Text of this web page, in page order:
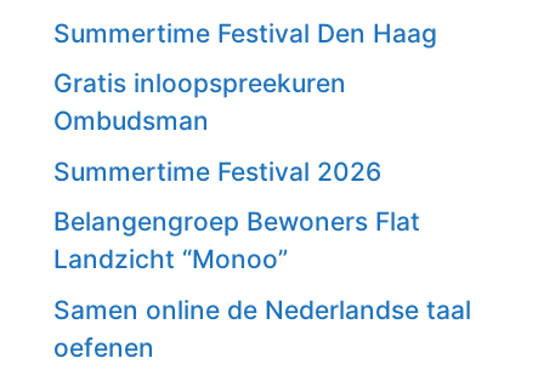
Summertime Festival Den Haag
Gratis inloopspreekuren
Ombudsman
Summertime Festival 2026
Belangengroep Bewoners Flat
Landzicht “Monoo”
Samen online de Nederlandse taal
oefenen